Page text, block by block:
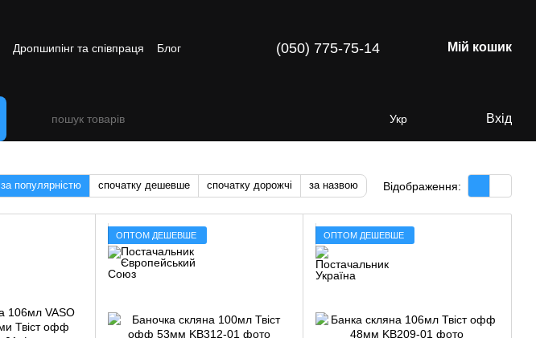
Дропшипінг та співпраця
Блог
(050) 775-75-14 Мій кошик
Укр Вхід
за популярністю спочатку дешевше спочатку дорожчі за назвою Відображення:
ОПТОМ ДЕШЕВШЕ ОПТОМ ДЕШЕВШЕ